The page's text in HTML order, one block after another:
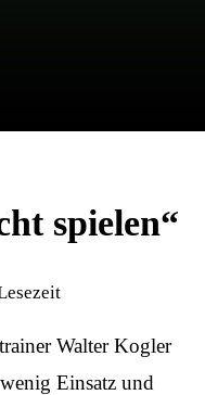
spielen“
Walter Kogler
Einsatz und